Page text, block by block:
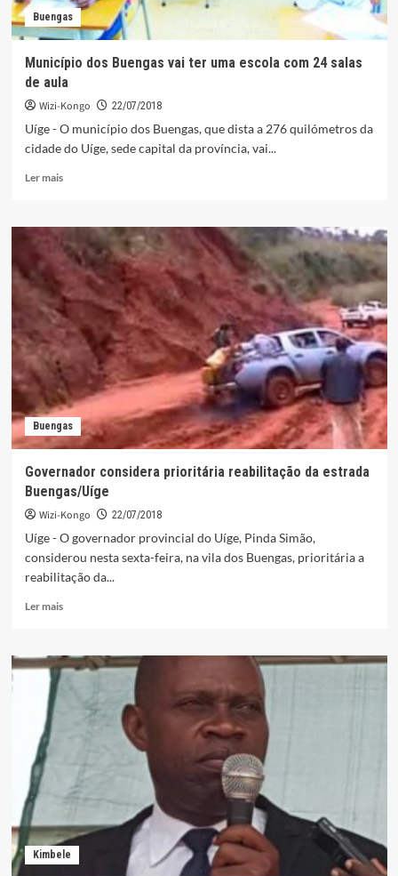
Buengas
Município dos Buengas vai ter uma escola com 24 salas
de aula
Wizi-Kongo 22/07/2018
Uíge - O município dos Buengas, que dista a 276 quilómetros da
cidade do Uíge, sede capital da província, vai...
Ler maisLeia
Município
dos
Buengas
vai
ter
escola
com
24
salas
de
aula
Buengas
Governador considera prioritária reabilitação da estrada
Buengas/Uíge
Wizi-Kongo 22/07/2018
Uíge - O governador provincial do Uíge, Pinda Simão,
considerou nesta sexta-feira, na vila dos Buengas, prioritária a
reabilitação da...
Ler maisLeia
Governador
considera
reabilitação
Kimbele